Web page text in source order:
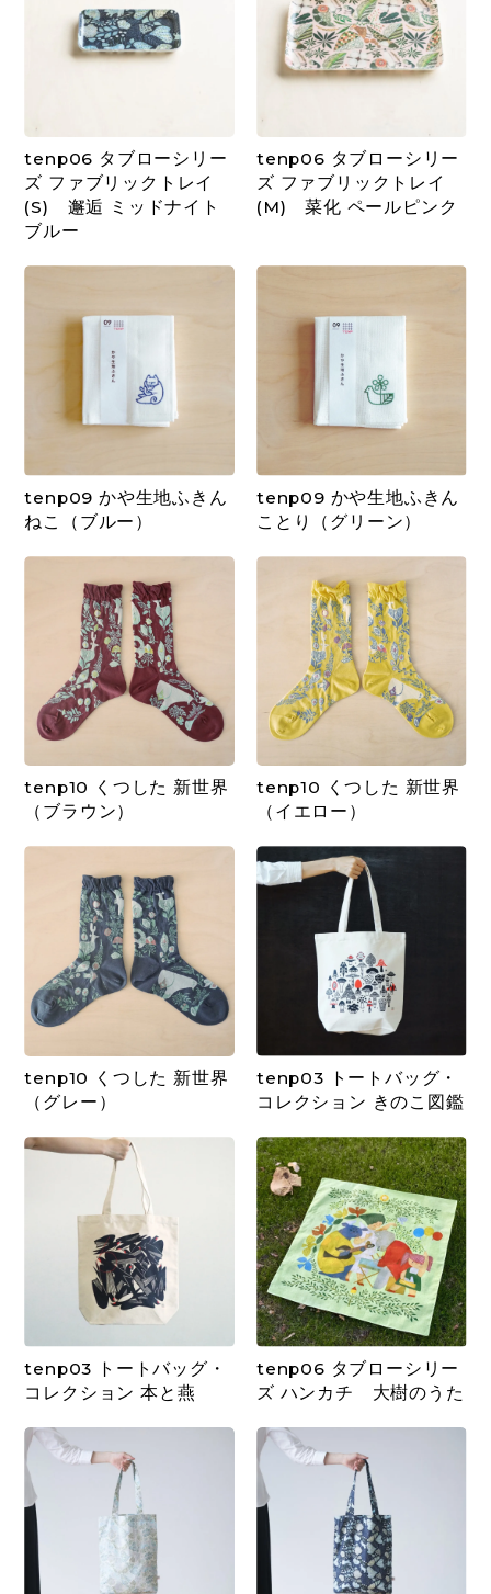
tenp06 タブローシリー
ズ ファブリックトレイ
(S) 邂逅 ミッドナイト
ブルー
tenp06 タブローシリー
ズ ファブリックトレイ
(M) 菜化 ペールピンク
tenp09 かや生地ふきん
ねこ（ブルー）
tenp09 かや生地ふきん
ことり（グリーン）
tenp10 くつした 新世界
（ブラウン）
tenp10 くつした 新世界
（イエロー）
tenp10 くつした 新世界
（グレー）
tenp03 トートバッグ・
コレクション きのこ図鑑
tenp03 トートバッグ・
コレクション 本と燕
tenp06 タブローシリー
ズ ハンカチ 大樹のうた